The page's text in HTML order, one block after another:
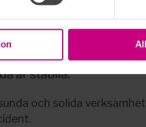
AM Best
AB:s rating: en
är stabila.
och solida